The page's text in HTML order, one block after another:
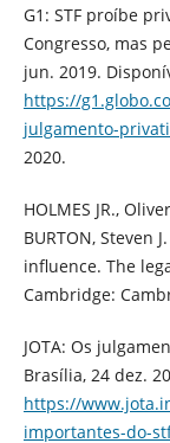
G1: STF proíbe
Congresso, mas
jun. 2019.
https://
julgamento-
2020.
HOLMES JR.,
BURTON, Steven
influence. The
Cambridge:
JOTA: Os
Brasília, 24 dez.
https://
importantes-do-